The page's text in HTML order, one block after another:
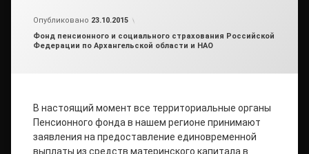
Опубликовано 23.10.2015
Рубрики:
Фонд пенсионного и социального страхования Российской
Федерации по Архангельской области и НАО
В настоящий момент все территориальные органы
Пенсионного фонда в нашем регионе принимают
заявления на предоставление единовременной
выплаты из средств материнского капитала в